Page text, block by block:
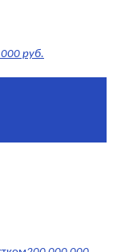
руб.